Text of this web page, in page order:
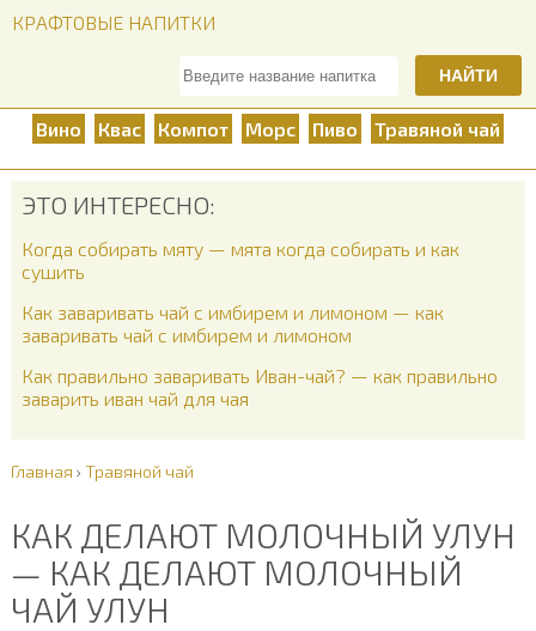
КРАФТОВЫЕ НАПИТКИ
НАЙТИ
Вино Квас Компот Морс Пиво Травяной чай
ЭТО ИНТЕРЕСНО:
Когда собирать мяту — мята когда собирать и как
сушить
Как заваривать чай с имбирем и лимоном — как
заваривать чай с имбирем и лимоном
Как правильно заваривать Иван-чай? — как правильно
заварить иван чай для чая
Главная › Травяной чай
КАК ДЕЛАЮТ МОЛОЧНЫЙ УЛУН
— КАК ДЕЛАЮТ МОЛОЧНЫЙ
ЧАЙ УЛУН